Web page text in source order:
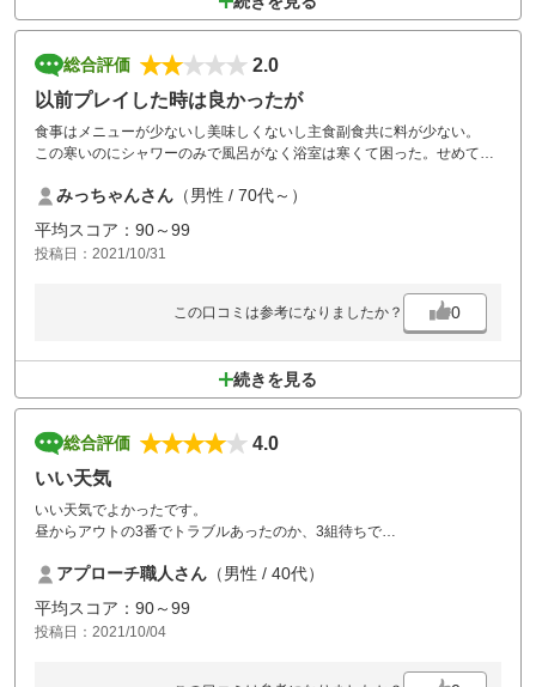
総合評価
2.0
以前プレイした時は良かったが
食事はメニューが少ないし美味しくないし主食副食共に料が少ない。
この寒いのにシャワーのみで風呂がなく浴室は寒くて困った。せめて浴
もう行きたくない
みっちゃんさん （男性 / 70代～）
平均スコア：90～99
投稿日：2021/10/31
この口コミは参考になりましたか？ 0
続きを見る
総合評価
4.0
いい天気
いい天気でよかったです。
昼からアウトの3番でトラブルあったのか、3組待ちで
コースメンテはよかったです。
高速グリーン良かったです。
食事は種類少なく簡素になりました。
日曜日なのに茶店はしまってました。
アプローチ職人さん （男性 / 40代）
平均スコア：90～99
投稿日：2021/10/04